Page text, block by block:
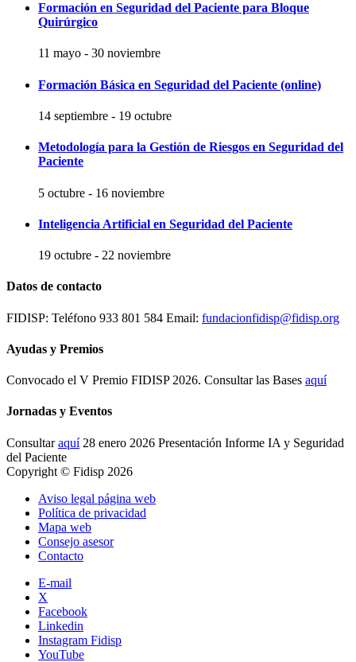
Formación en Seguridad del Paciente para Bloque
Quirúrgico
11 mayo - 30 noviembre
Formación Básica en Seguridad del Paciente (online)
14 septiembre - 19 octubre
Metodología para la Gestión de Riesgos en Seguridad del
Paciente
5 octubre - 16 noviembre
Inteligencia Artificial en Seguridad del Paciente
19 octubre - 22 noviembre
Datos de contacto
FIDISP: Teléfono 933 801 584 Email: fundacionfidisp@fidisp.org
Ayudas y Premios
Convocado el V Premio FIDISP 2026. Consultar las Bases aquí
Jornadas y Eventos
Consultaraquí28 enero 2026 Presentación Informe IA y Seguridad
del Paciente
Copyright © Fidisp 2026
Aviso legal página web
Política de privacidad
Mapa web
Consejo asesor
Contacto
E-mail
X
Facebook
Linkedin
Instagram Fidisp
YouTube